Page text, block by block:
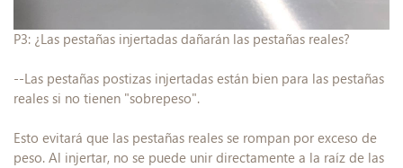
P3: ¿Las pestañas injertadas dañarán las pestañas reales?
--Las pestañas postizas injertadas están bien para las pestañas
reales si no tienen "sobrepeso".
Esto evitará que las pestañas reales se rompan por exceso de
peso. Al injertar, no se puede unir directamente a la raíz de las